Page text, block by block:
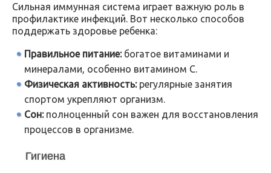
Сильная иммунная система играет важную роль в
профилактике инфекций. Вот несколько способов
поддержать здоровье ребенка:
Правильное питание:богатое витаминами и
минералами, особенно витамином C.
Физическая активность:регулярные занятия
спортом укрепляют организм.
Сон:полноценный сон важен для восстановления
процессов в организме.
Гигиена